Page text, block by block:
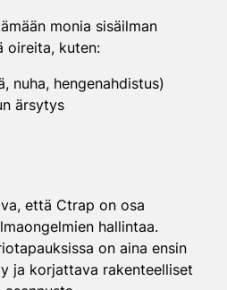
monia sisäilman
oireita, kuten:
nuha, hengenahdistus)
ärsytys
että Ctrap on osa
hallintaa.
on aina ensin
ja korjattava rakenteelliset